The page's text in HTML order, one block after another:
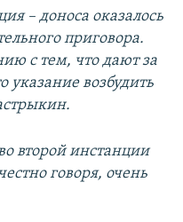
– доноса оказалось
приговора.
с тем, что дают за
указание возбудить
второй инстанции
говоря, очень